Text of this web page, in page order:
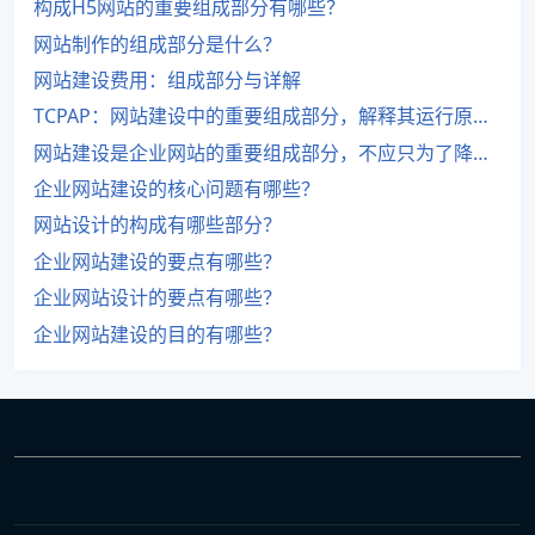
构成H5网站的重要组成部分有哪些？
网站制作的组成部分是什么？
网站建设费用：组成部分与详解
TCPAP：网站建设中的重要组成部分，解释其运行原理。
网站建设是企业网站的重要组成部分，不应只为了降低成本而进行投资。
企业网站建设的核心问题有哪些？
网站设计的构成有哪些部分？
企业网站建设的要点有哪些？
企业网站设计的要点有哪些？
企业网站建设的目的有哪些？